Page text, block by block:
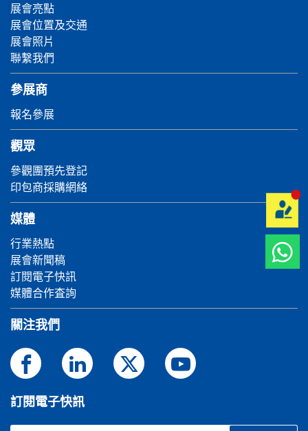
展會亮點
展會位置及交通
展會照片
聯繫我們
參展商
報名參展
觀眾
參觀團預先登記
印包商採購網絡
媒體
行業熱點
展會新聞稿
訂閱電子快訊
媒體合作査詢
關注我們
訂閱電子快訊